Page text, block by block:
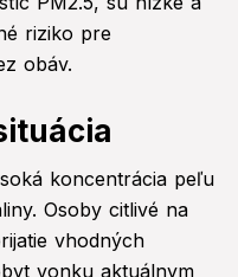
riziko pre
obáv.
koncentrácia peľu
Osoby citlivé na
vhodných
vonku aktuálnym